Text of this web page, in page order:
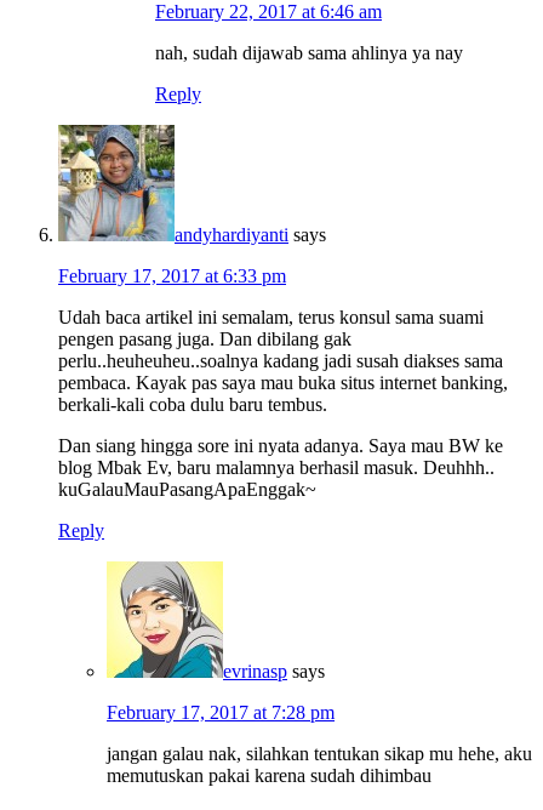
February 22, 2017 at 6:46 am
nah, sudah dijawab sama ahlinya ya nay
Reply
andyhardiyanti says
February 17, 2017 at 6:33 pm
Udah baca artikel ini semalam, terus konsul sama suami
pengen pasang juga. Dan dibilang gak
perlu..heuheuheu..soalnya kadang jadi susah diakses sama
pembaca. Kayak pas saya mau buka situs internet banking,
berkali-kali coba dulu baru tembus.
Dan siang hingga sore ini nyata adanya. Saya mau BW ke
blog Mbak Ev, baru malamnya berhasil masuk. Deuhhh..
kuGalauMauPasangApaEnggak~
Reply
evrinasp says
February 17, 2017 at 7:28 pm
jangan galau nak, silahkan tentukan sikap mu hehe, aku
memutuskan pakai karena sudah dihimbau